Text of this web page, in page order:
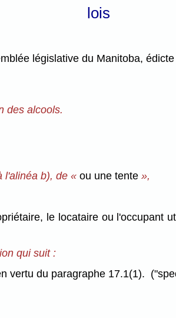
lois
législative du Manitoba, édicte
des alcools.
l'alinéa b), de «ou une tente »,
le locataire ou l'occupant
qui suit :
vertu du paragraphe 17.1(1).